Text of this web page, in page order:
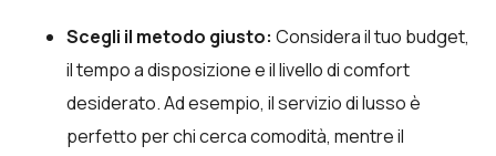
Scegli il metodo giusto: Considera il tuo budget,
il tempo a disposizione e il livello di comfort
desiderato. Ad esempio, il servizio di lusso è
perfetto per chi cerca comodità, mentre il